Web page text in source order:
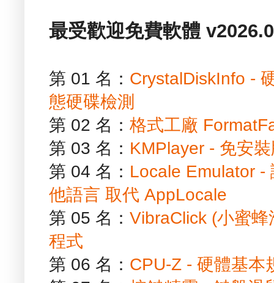
最受歡迎免費軟體
第 01 名： CrystalDiskInfo -
態硬碟檢測
第 02 名： 格式工廠
第 03 名： KMPlayer - 免安
第 04 名： Locale Emulator -
他語言 取代 AppLocale
第 05 名： VibraClick (小蜜
程式
第 06 名： CPU-Z - 硬體基本